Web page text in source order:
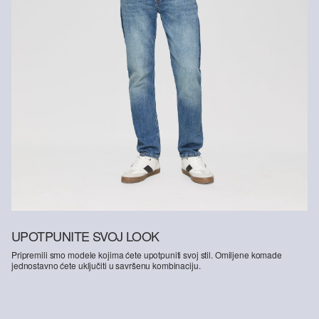
UPOTPUNITE SVOJ LOOK
Pripremili smo modele kojima ćete upotpuniti svoj stil. Omiljene komade
jednostavno ćete uključiti u savršenu kombinaciju.